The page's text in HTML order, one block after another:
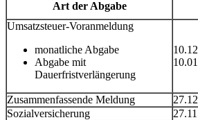
Art der Abgabe
Umsatzsteuer-Voranmeldung
monatliche Abgabe
Abgabe mit
Dauerfristverlängerung
Zusammenfassende Meldung
Sozialversicherung